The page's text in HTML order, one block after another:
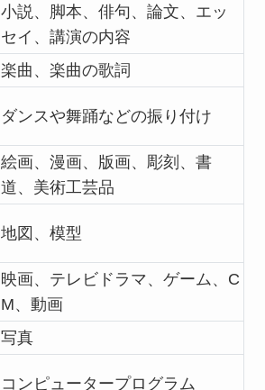
小説、脚本、俳句、論文、エッ
セイ、講演の内容
楽曲、楽曲の歌詞
ダンスや舞踊などの振り付け
絵画、漫画、版画、彫刻、書
道、美術工芸品
地図、模型
映画、テレビドラマ、ゲーム、C
M、動画
写真
コンピュータープログラム